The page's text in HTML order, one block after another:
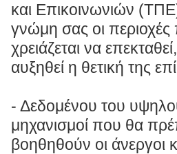
και Επικοινωνιών
γνώμη σας οι
χρειάζεται να
αυξηθεί η θετική της
- Δεδομένου του
μηχανισμοί που θα
βοηθηθούν οι άνεργοι